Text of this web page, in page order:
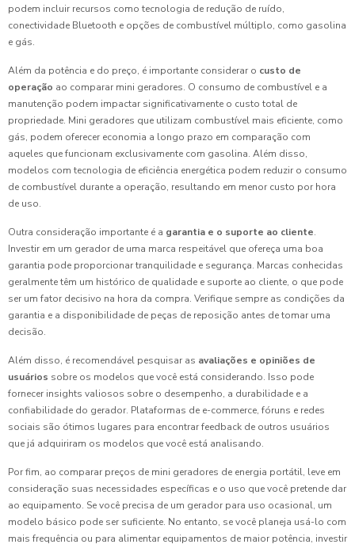
podem incluir recursos como tecnologia de redução de ruído,
conectividade Bluetooth e opções de combustível múltiplo, como gasolina
e gás.
Além da potência e do preço, é importante considerar o custo de
operação ao comparar mini geradores. O consumo de combustível e a
manutenção podem impactar significativamente o custo total de
propriedade. Mini geradores que utilizam combustível mais eficiente, como
gás, podem oferecer economia a longo prazo em comparação com
aqueles que funcionam exclusivamente com gasolina. Além disso,
modelos com tecnologia de eficiência energética podem reduzir o consumo
de combustível durante a operação, resultando em menor custo por hora
de uso.
Outra consideração importante é a garantia e o suporte ao cliente.
Investir em um gerador de uma marca respeitável que ofereça uma boa
garantia pode proporcionar tranquilidade e segurança. Marcas conhecidas
geralmente têm um histórico de qualidade e suporte ao cliente, o que pode
ser um fator decisivo na hora da compra. Verifique sempre as condições da
garantia e a disponibilidade de peças de reposição antes de tomar uma
decisão.
Além disso, é recomendável pesquisar as avaliações e opiniões de
usuários sobre os modelos que você está considerando. Isso pode
fornecer insights valiosos sobre o desempenho, a durabilidade e a
confiabilidade do gerador. Plataformas de e-commerce, fóruns e redes
sociais são ótimos lugares para encontrar feedback de outros usuários
que já adquiriram os modelos que você está analisando.
Por fim, ao comparar preços de mini geradores de energia portátil, leve em
consideração suas necessidades específicas e o uso que você pretende dar
ao equipamento. Se você precisa de um gerador para uso ocasional, um
modelo básico pode ser suficiente. No entanto, se você planeja usá-lo com
mais frequência ou para alimentar equipamentos de maior potência, investir